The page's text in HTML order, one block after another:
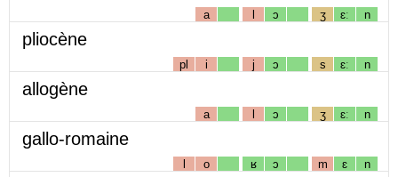
a l ɔ ʒ ɛː n
pliocène
pl i j ɔ s ɛː n
allogène
a l ɔ ʒ ɛː n
gallo-romaine
l o ʁ ɔ m ɛ n